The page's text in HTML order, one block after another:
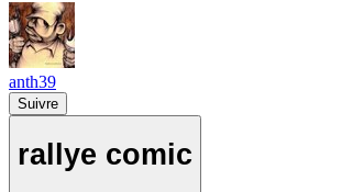
anth39
Suivre
rallye comic